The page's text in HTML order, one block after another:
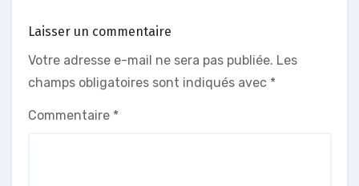
Laisser un commentaire
Votre adresse e-mail ne sera pas publiée. Les
champs obligatoires sont indiqués avec *
Commentaire *